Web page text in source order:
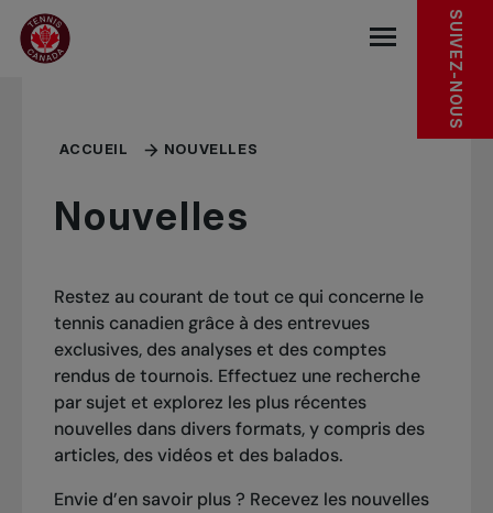
Sauter au menu principal
Sauter au contenu principal
Sauter au pied de page SUIVEZ-NOUS
ACCUEIL NOUVELLES
Nouvelles
Restez au courant de tout ce qui concerne le
tennis canadien grâce à des entrevues
exclusives, des analyses et des comptes
rendus de tournois. Effectuez une recherche
par sujet et explorez les plus récentes
nouvelles dans divers formats, y compris des
articles, des vidéos et des balados.
Envie d’en savoir plus ? Recevez les nouvelles